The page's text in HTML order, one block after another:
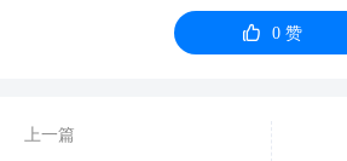
 0赞
上一篇